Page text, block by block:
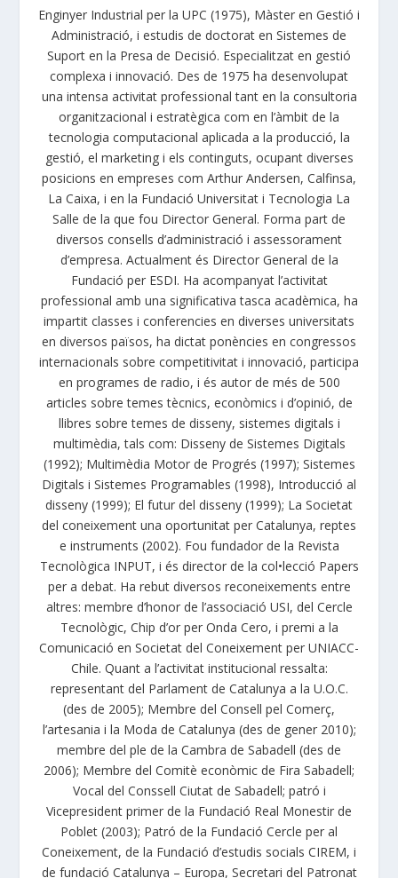
Enginyer Industrial per la UPC (1975), Màster en Gestió i
Administració, i estudis de doctorat en Sistemes de
Suport en la Presa de Decisió. Especialitzat en gestió
complexa i innovació. Des de 1975 ha desenvolupat
una intensa activitat professional tant en la consultoria
organitzacional i estratègica com en l’àmbit de la
tecnologia computacional aplicada a la producció, la
gestió, el marketing i els continguts, ocupant diverses
posicions en empreses com Arthur Andersen, Calfinsa,
La Caixa, i en la Fundació Universitat i Tecnologia La
Salle de la que fou Director General. Forma part de
diversos consells d’administració i assessorament
d’empresa. Actualment és Director General de la
Fundació per ESDI. Ha acompanyat l’activitat
professional amb una significativa tasca acadèmica, ha
impartit classes i conferencies en diverses universitats
en diversos països, ha dictat ponències en congressos
internacionals sobre competitivitat i innovació, participa
en programes de radio, i és autor de més de 500
articles sobre temes tècnics, econòmics i d’opinió, de
llibres sobre temes de disseny, sistemes digitals i
multimèdia, tals com: Disseny de Sistemes Digitals
(1992); Multimèdia Motor de Progrés (1997); Sistemes
Digitals i Sistemes Programables (1998), Introducció al
disseny (1999); El futur del disseny (1999); La Societat
del coneixement una oportunitat per Catalunya, reptes
e instruments (2002). Fou fundador de la Revista
Tecnològica INPUT, i és director de la col•lecció Papers
per a debat. Ha rebut diversos reconeixements entre
altres: membre d’honor de l’associació USI, del Cercle
Tecnològic, Chip d’or per Onda Cero, i premi a la
Comunicació en Societat del Coneixement per UNIACC-
Chile. Quant a l’activitat institucional ressalta:
representant del Parlament de Catalunya a la U.O.C.
(des de 2005); Membre del Consell pel Comerç,
l’artesania i la Moda de Catalunya (des de gener 2010);
membre del ple de la Cambra de Sabadell (des de
2006); Membre del Comitè econòmic de Fira Sabadell;
Vocal del Conssell Ciutat de Sabadell; patró i
Vicepresident primer de la Fundació Real Monestir de
Poblet (2003); Patró de la Fundació Cercle per al
Coneixement, de la Fundació d’estudis socials CIREM, i
de fundació Catalunya – Europa, Secretari del Patronat